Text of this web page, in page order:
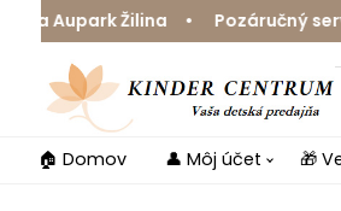
Aupark Žilina • Pozáručný
🏠 Domov 👤 Môj účet 🎁